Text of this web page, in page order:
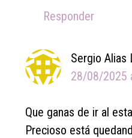
Responder
Sergio Alias
28/08/2025
Que ganas de ir al
Precioso está